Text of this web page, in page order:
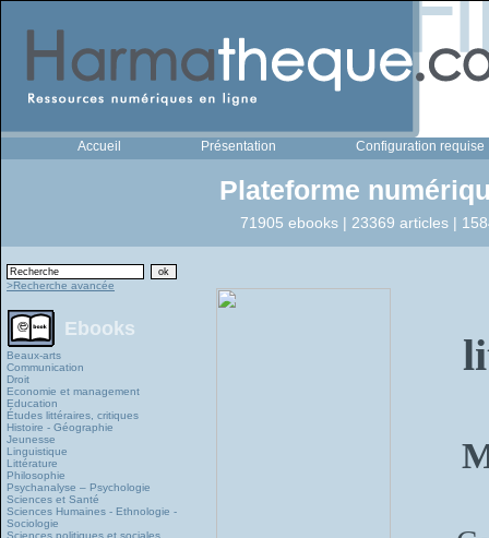
Accueil Présentation Configuration requise
Plateforme
71905 ebooks | 23369 articles |
>Recherche avancée
Ebooks
Beaux-arts
Communication
Droit
Economie et management
Education
Études littéraires, critiques
Histoire - Géographie
Jeunesse
Linguistique
Littérature
Philosophie
Psychanalyse – Psychologie
Sciences et Santé
Sciences Humaines - Ethnologie -
Sociologie
Sciences politiques et sociales